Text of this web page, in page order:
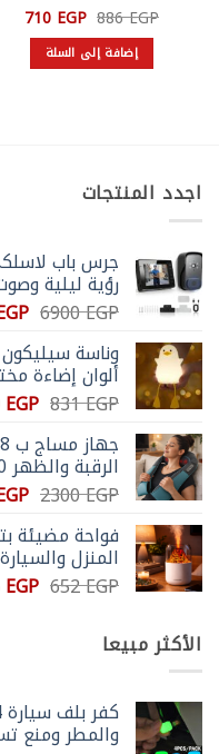
886EGP السعر
الأصلي
هو:
886 EGP.
710EGP السعر
الحالي
هو: إضافة إلى السلة
اجدد المنتجات
رؤية ليلية
6900EGP
هو:
6900 EGP.
EGP
ألوان إضاءة
831EGP السعر
هو:
831 EGP.
EGP
الرقبة والظهر 30 وات
2300EGP
هو:
2300 EGP.
EGP
فواحة مضيئة
المنزل والسيارة
652EGP السعر
EGP
الأكثر مبيعا
والمطر ومنع